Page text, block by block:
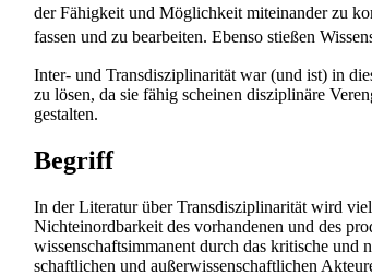
der Fähigkeit und Möglichkeit miteinander zu
fassen und zu bearbeiten. Ebenso stießen
Inter- und Transdisziplinarität war (und ist) in
zu lösen, da sie fähig scheinen disziplinäre
gestalten.
Begriff
In der Literatur über Transdisziplinarität wird
Nicht­ein­ord­bar­keit des vorhandenen und des
wissenschafts­immanent durch das kritische und
schaftlichen und außer­wissen­schaft­lichen